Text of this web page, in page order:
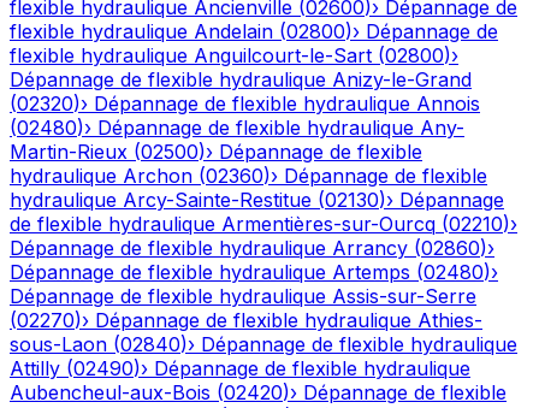
flexible hydraulique Ancienville (02600)› Dépannage de
flexible hydraulique Andelain (02800)› Dépannage de
flexible hydraulique Anguilcourt-le-Sart (02800)›
Dépannage de flexible hydraulique Anizy-le-Grand
(02320)› Dépannage de flexible hydraulique Annois
(02480)› Dépannage de flexible hydraulique Any-
Martin-Rieux (02500)› Dépannage de flexible
hydraulique Archon (02360)› Dépannage de flexible
hydraulique Arcy-Sainte-Restitue (02130)› Dépannage
de flexible hydraulique Armentières-sur-Ourcq (02210)›
Dépannage de flexible hydraulique Arrancy (02860)›
Dépannage de flexible hydraulique Artemps (02480)›
Dépannage de flexible hydraulique Assis-sur-Serre
(02270)› Dépannage de flexible hydraulique Athies-
sous-Laon (02840)› Dépannage de flexible hydraulique
Attilly (02490)› Dépannage de flexible hydraulique
Aubencheul-aux-Bois (02420)› Dépannage de flexible